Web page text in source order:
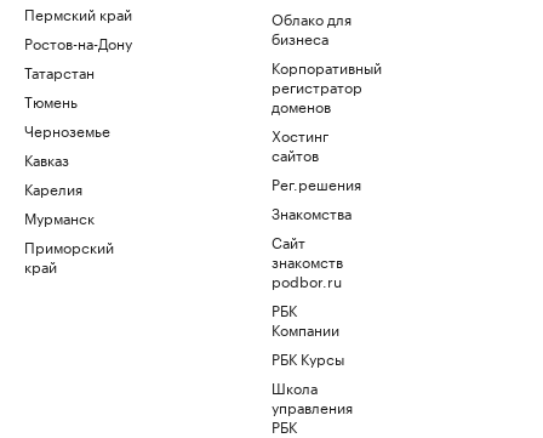
Пермский край
Ростов-на-Дону
Татарстан
Тюмень
Черноземье
Кавказ
Карелия
Мурманск
Приморский
край
Облако для
бизнеса
Корпоративный
регистратор
доменов
Хостинг
сайтов
Рег.решения
Знакомства
Сайт
знакомств
podbor.ru
РБК
Компании
РБК Курсы
Школа
управления
РБК